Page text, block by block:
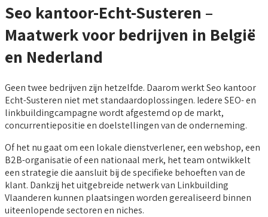
Seo kantoor-Echt-Susteren –
Maatwerk voor bedrijven in België
en Nederland
Geen twee bedrijven zijn hetzelfde. Daarom werkt Seo kantoor
Echt-Susteren niet met standaardoplossingen. Iedere SEO- en
linkbuildingcampagne wordt afgestemd op de markt,
concurrentiepositie en doelstellingen van de onderneming.
Of het nu gaat om een lokale dienstverlener, een webshop, een
B2B-organisatie of een nationaal merk, het team ontwikkelt
een strategie die aansluit bij de specifieke behoeften van de
klant. Dankzij het uitgebreide netwerk van Linkbuilding
Vlaanderen kunnen plaatsingen worden gerealiseerd binnen
uiteenlopende sectoren en niches.